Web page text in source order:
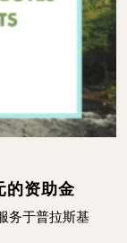
的资助金
务于普拉斯基